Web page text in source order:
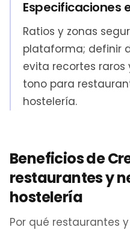
Especificaciones
Ratios y zonas
plataforma; definir
evita recortes
tono para
hostelería.
Beneficios de
restaurantes y
hostelería
Por qué restaurantes